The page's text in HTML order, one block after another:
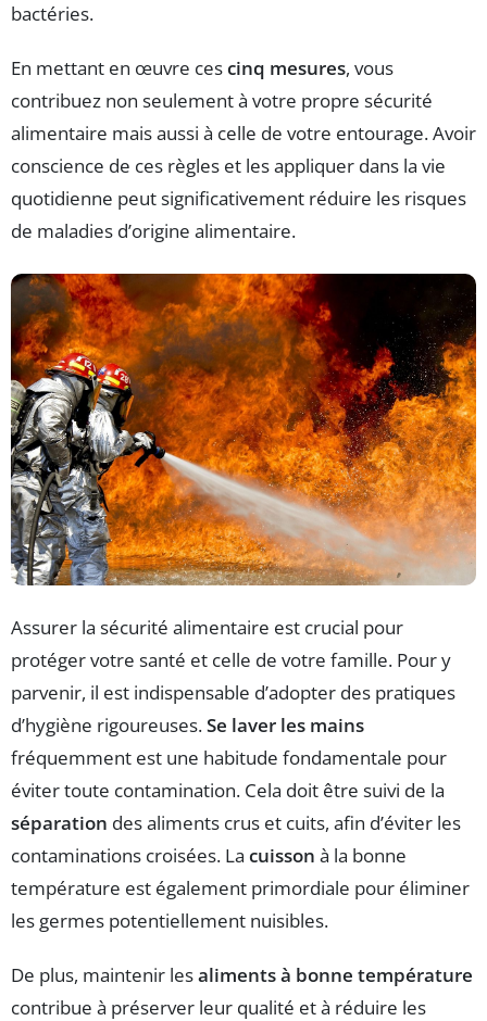
bactéries.
En mettant en œuvre cescinq mesures, vous
contribuez non seulement à votre propre sécurité
alimentaire mais aussi à celle de votre entourage. Avoir
conscience de ces règles et les appliquer dans la vie
quotidienne peut significativement réduire les risques
de maladies d’origine alimentaire.
Assurer la sécurité alimentaire est crucial pour
protéger votre santé et celle de votre famille. Pour y
parvenir, il est indispensable d’adopter des pratiques
d’hygiène rigoureuses.Se laver les mains
fréquemment est une habitude fondamentale pour
éviter toute contamination. Cela doit être suivi de la
séparation des aliments crus et cuits, afin d’éviter les
contaminations croisées. La cuisson à la bonne
température est également primordiale pour éliminer
les germes potentiellement nuisibles.
De plus, maintenir lesaliments à bonne température
contribue à préserver leur qualité et à réduire les